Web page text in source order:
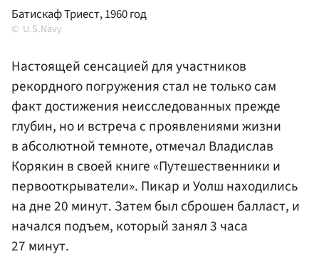
Батискаф Триест, 1960 год
U.S.Navy
Настоящей сенсацией для участников
рекордного погружения стал не только сам
факт достижения неисследованных прежде
глубин, но и встреча с проявлениями жизни
в абсолютной темноте, отмечал Владислав
Корякин в своей книге «Путешественники и
первооткрыватели». Пикар и Уолш находились
на дне 20 минут. Затем был сброшен балласт, и
начался подъем, который занял 3 часа
27 минут.